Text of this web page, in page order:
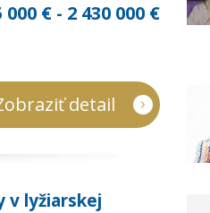
000 € - 2 430 000 €
detail
v lyžiarskej